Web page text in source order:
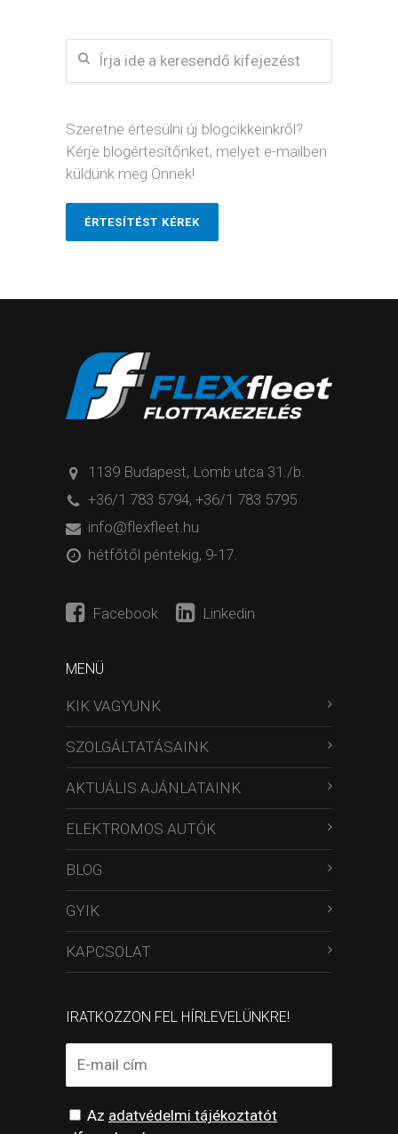
Szeretne értesülni új blogcikkeinkről?
Kérje blogértesítőnket, melyet e-mailben
küldünk meg Önnek!
ÉRTESÍTÉST KÉREK
1139 Budapest, Lomb utca 31./b.
+36/1 783 5794, +36/1 783 5795
info@flexfleet.hu
hétfőtől péntekig, 9-17.
Facebook Linkedin
MENÜ
KIK VAGYUNK
SZOLGÁLTATÁSAINK
AKTUÁLIS AJÁNLATAINK
ELEKTROMOS AUTÓK
BLOG
GYIK
KAPCSOLAT
IRATKOZZON FEL HÍRLEVELÜNKRE!
Az adatvédelmi tájékoztatót